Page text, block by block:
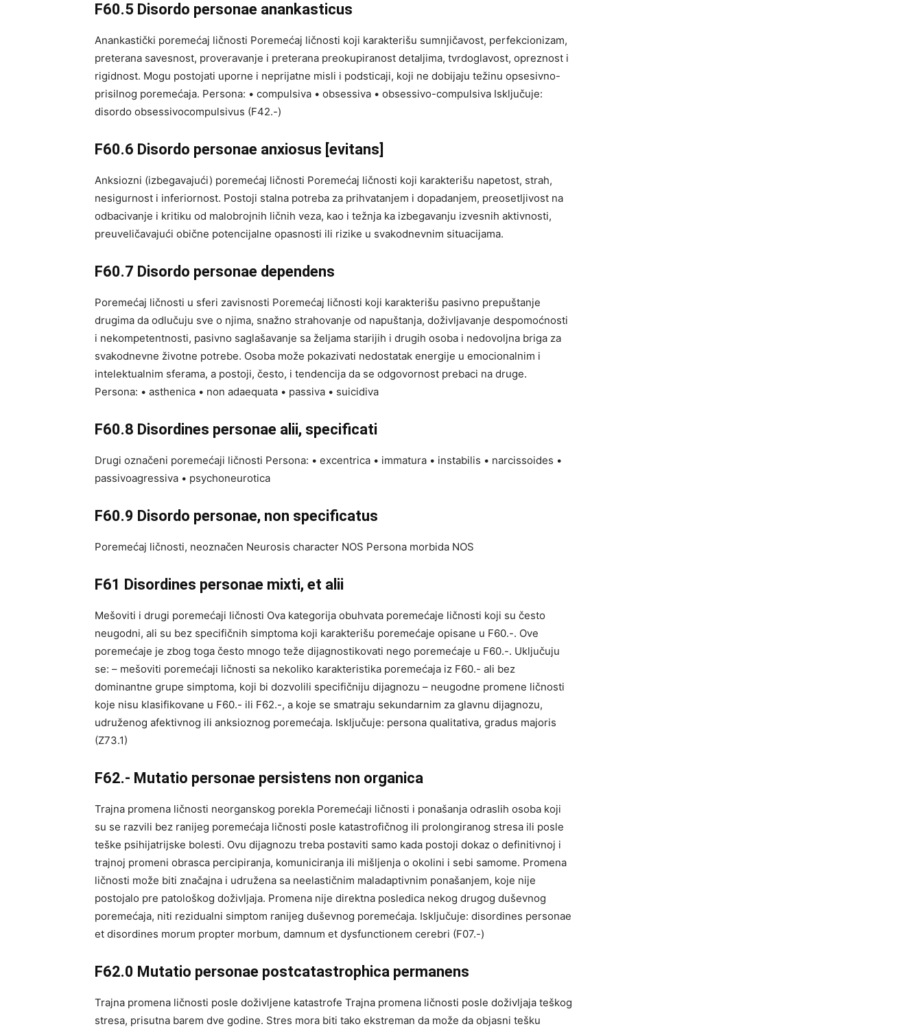
F60.5 Disordo personae anankasticus
Anankastički poremećaj ličnosti Poremećaj ličnosti koji karakterišu sumnjičavost, perfekcionizam,
preterana savesnost, proveravanje i preterana preokupiranost detaljima, tvrdoglavost, opreznost i
rigidnost. Mogu postojati uporne i neprijatne misli i podsticaji, koji ne dobijaju težinu opsesivno-
prisilnog poremećaja. Persona: • compulsiva • obsessiva • obsessivo-compulsiva Isključuje:
disordo obsessivocompulsivus (F42.-)
F60.6 Disordo personae anxiosus [evitans]
Anksiozni (izbegavajući) poremećaj ličnosti Poremećaj ličnosti koji karakterišu napetost, strah,
nesigurnost i inferiornost. Postoji stalna potreba za prihvatanjem i dopadanjem, preosetljivost na
odbacivanje i kritiku od malobrojnih ličnih veza, kao i težnja ka izbegavanju izvesnih aktivnosti,
preuveličavajući obične potencijalne opasnosti ili rizike u svakodnevnim situacijama.
F60.7 Disordo personae dependens
Poremećaj ličnosti u sferi zavisnosti Poremećaj ličnosti koji karakterišu pasivno prepuštanje
drugima da odlučuju sve o njima, snažno strahovanje od napuštanja, doživljavanje despomoćnosti
i nekompetentnosti, pasivno saglašavanje sa željama starijih i drugih osoba i nedovoljna briga za
svakodnevne životne potrebe. Osoba može pokazivati nedostatak energije u emocionalnim i
intelektualnim sferama, a postoji, često, i tendencija da se odgovornost prebaci na druge.
Persona: • asthenica • non adaequata • passiva • suicidiva
F60.8 Disordines personae alii, specificati
Drugi označeni poremećaji ličnosti Persona: • excentrica • immatura • instabilis • narcissoides •
passivoagressiva • psychoneurotica
F60.9 Disordo personae, non specificatus
Poremećaj ličnosti, neoznačen Neurosis character NOS Persona morbida NOS
F61 Disordines personae mixti, et alii
Mešoviti i drugi poremećaji ličnosti Ova kategorija obuhvata poremećaje ličnosti koji su često
neugodni, ali su bez specifičnih simptoma koji karakterišu poremećaje opisane u F60.-. Ove
poremećaje je zbog toga često mnogo teže dijagnostikovati nego poremećaje u F60.-. Uključuju
se: – mešoviti poremećaji ličnosti sa nekoliko karakteristika poremećaja iz F60.- ali bez
dominantne grupe simptoma, koji bi dozvolili specifičniju dijagnozu – neugodne promene ličnosti
koje nisu klasifikovane u F60.- ili F62.-, a koje se smatraju sekundarnim za glavnu dijagnozu,
udruženog afektivnog ili anksioznog poremećaja. Isključuje: persona qualitativa, gradus majoris
(Z73.1)
F62.- Mutatio personae persistens non organica
Trajna promena ličnosti neorganskog porekla Poremećaji ličnosti i ponašanja odraslih osoba koji
su se razvili bez ranijeg poremećaja ličnosti posle katastrofičnog ili prolongiranog stresa ili posle
teške psihijatrijske bolesti. Ovu dijagnozu treba postaviti samo kada postoji dokaz o definitivnoj i
trajnoj promeni obrasca percipiranja, komuniciranja ili mišljenja o okolini i sebi samome. Promena
ličnosti može biti značajna i udružena sa neelastičnim maladaptivnim ponašanjem, koje nije
postojalo pre patološkog doživljaja. Promena nije direktna posledica nekog drugog duševnog
poremećaja, niti rezidualni simptom ranijeg duševnog poremećaja. Isključuje: disordines personae
et disordines morum propter morbum, damnum et dysfunctionem cerebri (F07.-)
F62.0 Mutatio personae postcatastrophica permanens
Trajna promena ličnosti posle doživljene katastrofe Trajna promena ličnosti posle doživljaja teškog
stresa, prisutna barem dve godine. Stres mora biti tako ekstreman da može da objasni tešku